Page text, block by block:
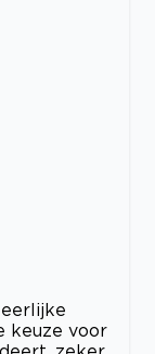
keuze voor